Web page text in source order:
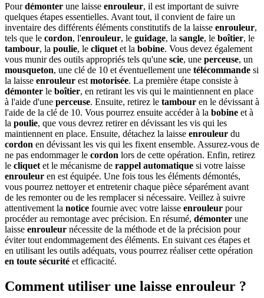
Pourdémonter une laisse enrouleur, il est important de suivre
quelques étapes essentielles. Avant tout, il convient de faire un
inventaire des différents éléments constitutifs de la laisse enrouleur,
tels que le cordon, l'enrouleur, le guidage, la sangle, le boîtier, le
tambour, la poulie, le cliquet et la bobine. Vous devez également
vous munir des outils appropriés tels qu'une scie, une perceuse, un
mousqueton, une clé de 10 et éventuellement une télécommande si
la laisse enrouleur est motorisée. La première étape consiste à
démonter le boîtier, en retirant les vis qui le maintiennent en place
à l'aide d'une perceuse. Ensuite, retirez le tambour en le dévissant à
l'aide de la clé de 10. Vous pourrez ensuite accéder à la bobine et à
la poulie, que vous devrez retirer en dévissant les vis qui les
maintiennent en place. Ensuite, détachez la laisse enrouleur du
cordon en dévissant les vis qui les fixent ensemble. Assurez-vous de
ne pas endommager le cordon lors de cette opération. Enfin, retirez
le cliquet et le mécanisme de rappel automatique si votre laisse
enrouleur en est équipée. Une fois tous les éléments démontés,
vous pourrez nettoyer et entretenir chaque pièce séparément avant
de les remonter ou de les remplacer si nécessaire. Veillez à suivre
attentivement la notice fournie avec votre laisse enrouleur pour
procéder au remontage avec précision. En résumé, démonter une
laisse enrouleur nécessite de la méthode et de la précision pour
éviter tout endommagement des éléments. En suivant ces étapes et
en utilisant les outils adéquats, vous pourrez réaliser cette opération
en toute sécurité et efficacité.
Comment utiliser une laisse enrouleur ?